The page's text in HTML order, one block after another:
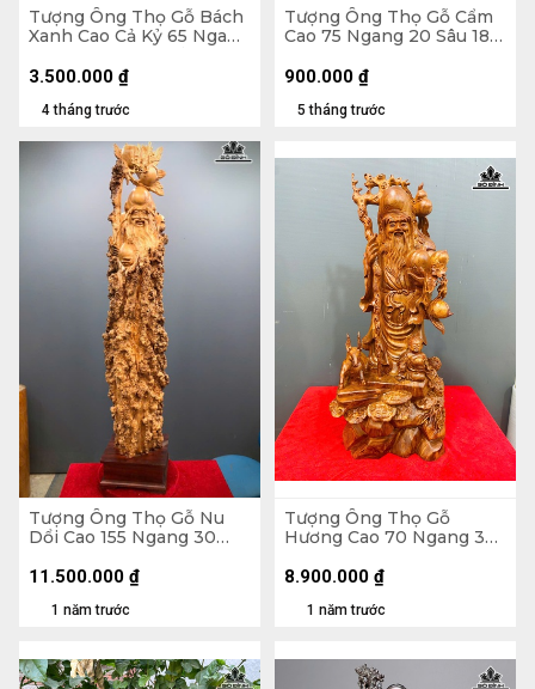
Tượng Ông Thọ Gỗ Bách
Xanh Cao Cả Kỷ 65 Ngang
(cm)
4 tháng trước
3.500.000 ₫
Tượng Ông Thọ Gỗ Cẩm
Cao 75 Ngang 20 Sâu 18
5 tháng trước
900.000 ₫
Tượng Ông Thọ Gỗ Nu
Dổi Cao 155 Ngang 30
1 năm trước
11.500.000 ₫
Tượng Ông Thọ Gỗ
Hương Cao 70 Ngang 30
1 năm trước
8.900.000 ₫